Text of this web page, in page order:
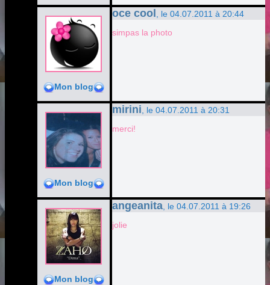
Mon blog
oce cool
, le 04.07.2011 à 20:44
simpas la photo
Mon blog
mirini , le 04.07.2011 à 20:31
merci!
Mon blog
angeanita , le 04.07.2011 à 19:26
jolie